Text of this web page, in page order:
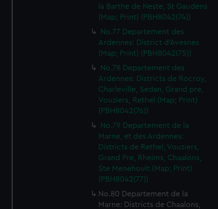
la Barthe de Neste, St Gaudens
(Map; Print) (PBH8042(74))
No.77 Departement des
Ardennes: District d'Avesnes
(Map; Print) (PBH8042(75))
No.78 Departement des
Ardennes: Districts de Rocroy,
Charleville, Sedan, Grand pre,
Vouziers, Rethel (Map; Print)
(PBH8042(76))
No.79 Departement de la
Marne, et des Ardennes:
Districts de Rethel, Vouziers,
Grand Pre, Rheims, Chaalons,
Ste Menehoult (Map; Print)
(PBH8042(77))
No.80 Departement de la
Marne: Districts de Chaalons,